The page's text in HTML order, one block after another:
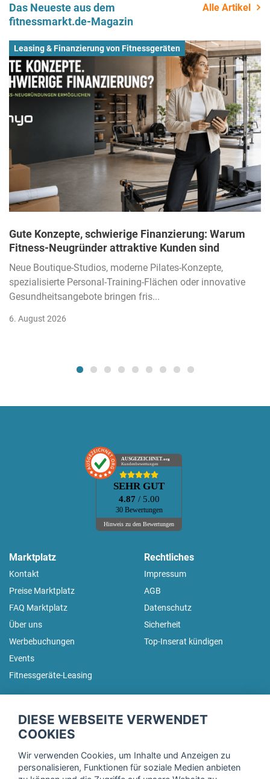
Das Neueste aus dem
fitnessmarkt.de-Magazin
Alle Artikel
Leasing & Finanzierung von Fitnessgeräten
Gute Konzepte, schwierige Finanzierung: Warum
Fitness-Neugründer attraktive Kunden sind
Neue Boutique-Studios, moderne Pilates-Konzepte,
spezialisierte Personal-Training-Flächen oder innovative
Gesundheitsangebote bringen fris...
6. August 2026
AUSGEZEICHNET.org
Kundenbewertungen
SEHR GUT
4.87 / 5.00
30 Bewertungen
Hinweis zu den Bewertungen
Marktplatz
Kontakt
Preise Marktplatz
FAQ Marktplatz
Über uns
Werbebuchungen
Events
Fitnessgeräte-Leasing
Rechtliches
Impressum
AGB
Datenschutz
Sicherheit
Top-Inserat kündigen
Trage dich hier für unseren Newsletter ein und erhalte regelmäßig
DIESE WEBSEITE VERWENDET
COOKIES
Wir verwenden Cookies, um Inhalte und Anzeigen zu
personalisieren, Funktionen für soziale Medien anbieten